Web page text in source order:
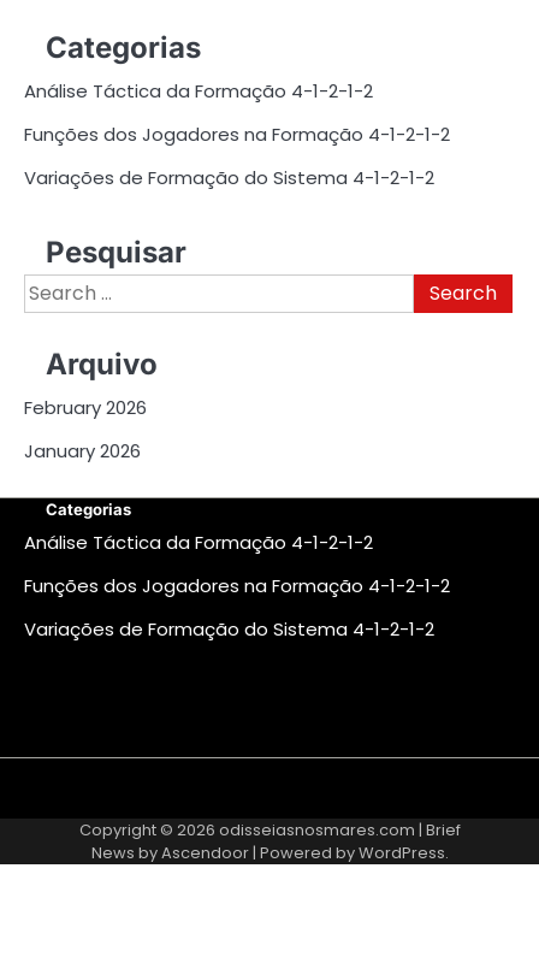
Categorias
Análise Táctica da Formação 4-1-2-1-2
Funções dos Jogadores na Formação 4-1-2-1-2
Variações de Formação do Sistema 4-1-2-1-2
Pesquisar
Search
for:
Arquivo
February 2026
January 2026
Categorias
Análise Táctica da Formação 4-1-2-1-2
Funções dos Jogadores na Formação 4-1-2-1-2
Variações de Formação do Sistema 4-1-2-1-2
Us
Us
Policy
Policy
and
Conditions
Copyright © 2026 odisseiasnosmares.com | Brief
News byAscendoor| Powered byWordPress.